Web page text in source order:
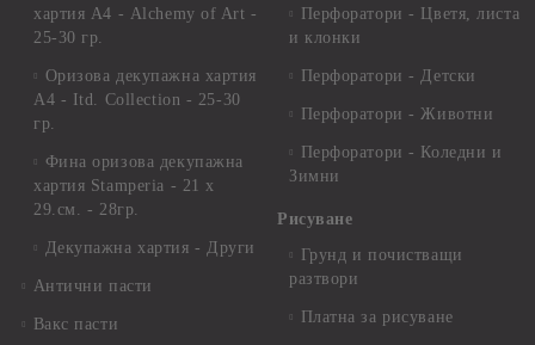
хартия А4 - Alchemy of Art -
25-30 гр.
Оризова декупажна хартия
А4 - Itd. Collection - 25-30
гр.
Фина оризова декупажна
хартия Stamperia - 21 х
29.см. - 28гр.
Декупажна хартия - Други
Антични пасти
Вакс пасти
Перфоратори - Цветя, листа
и клонки
Перфоратори - Детски
Перфоратори - Животни
Перфоратори - Коледни и
Зимни
Рисуване
Грунд и почистващи
разтвори
Платна за рисуване